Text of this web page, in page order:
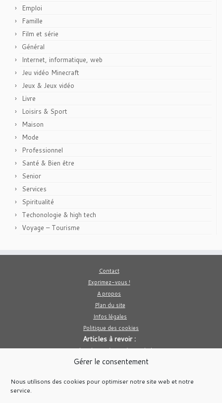
Gérer le consentement
Nous utilisons des cookies pour optimiser notre site web et notre
service.
Emploi
Famille
Film et série
Général
Internet, informatique, web
Jeu vidéo Minecraft
Jeux & Jeux vidéo
Livre
Loisirs & Sport
Maison
Mode
Professionnel
Santé & Bien être
Senior
Services
Spiritualité
Techonologie & high tech
Voyage – Tourisme
Contact
Exprimez-vous !
A propos
Plan du site
Infos légales
Politique des cookies
Articles à revoir :
10 des choses à faire à Bangkok
Le poivre est il bon pour la santé ?
Médicament homéopathique pour le sommeil